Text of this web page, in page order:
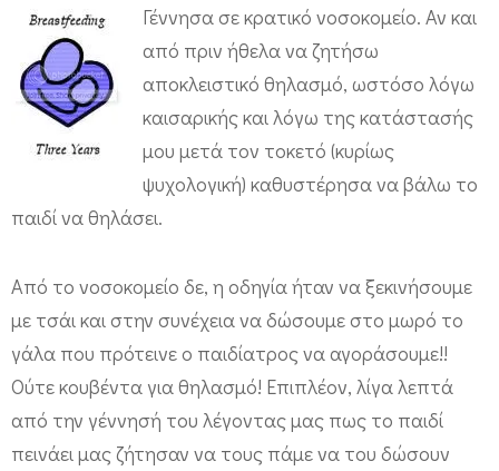
υ
Γέννησα σε κρατικό νοσοκομείο. Αν και
από πριν ήθελα να ζητήσω
αποκλειστικό θηλασμό, ωστόσο λόγω
καισαρικής και λόγω της κατάστασής
μου μετά τον τοκετό (κυρίως
ψυχολογική) καθυστέρησα να βάλω το
παιδί να θηλάσει.
Από το νοσοκομείο δε, η οδηγία ήταν να ξεκινήσουμε
με τσάι και στην συνέχεια να δώσουμε στο μωρό το
γάλα που πρότεινε ο παιδίατρος να αγοράσουμε!!
Ούτε κουβέντα για θηλασμό! Επιπλέον, λίγα λεπτά
από την γέννησή του λέγοντας μας πως το παιδί
πεινάει μας ζήτησαν να τους πάμε να του δώσουν